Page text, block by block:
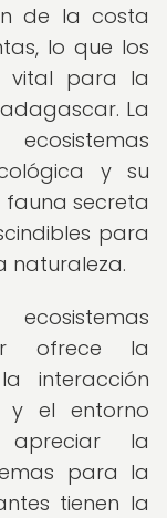
de la costa
lo que los
vital para la
La
y su
secreta
para
naturaleza.
ofrece la
interacción
y el entorno
la
para la
tienen la